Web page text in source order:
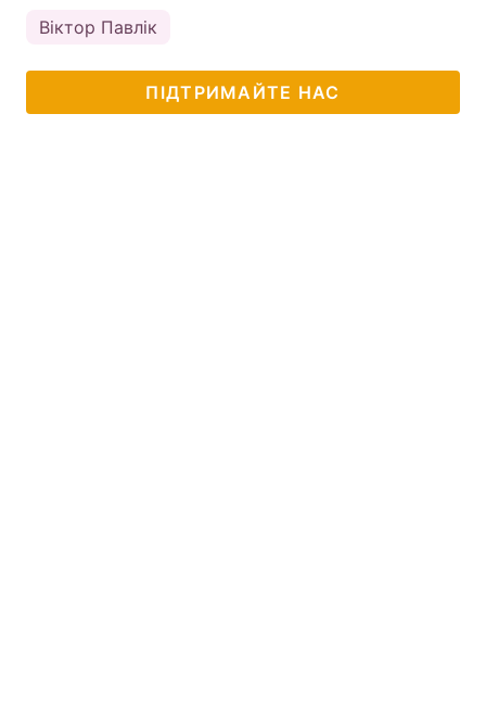
Віктор Павлік
ПІДТРИМАЙТЕ НАС